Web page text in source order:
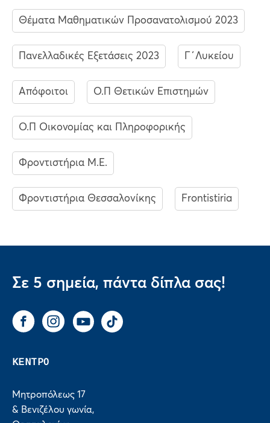
Θέματα Μαθηματικών Προσανατολισμού 2023
Πανελλαδικές Εξετάσεις 2023 Γ΄Λυκείου
Απόφοιτοι Ο.Π Θετικών Επιστημών
Ο.Π Οικονομίας και Πληροφορικής
Φροντιστήρια Μ.Ε.
Φροντιστήρια Θεσσαλονίκης Frontistiria
Σε 5 σημεία, πάντα δίπλα σας!
FacebookInstagram
You Tube Tik Tok
ΚΕΝΤΡΟ
Μητροπόλεως 17
& Βενιζέλου γωνία,